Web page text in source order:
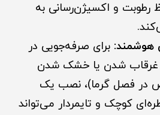
رطوبت و اکسیژن‌رسانی به
هوشمند: برای صرفه‌جویی در
غرقاب شدن یا خشک شدن
در فصل گرما)، نصب یک
کوچک و تایمردار می‌تواند